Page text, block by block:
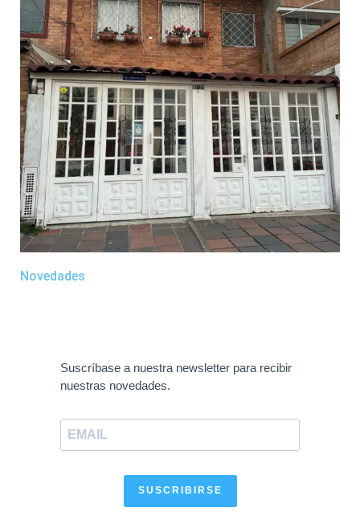
Novedades
Suscríbase a nuestra newsletter para recibir
nuestras novedades.
SUSCRIBIRSE